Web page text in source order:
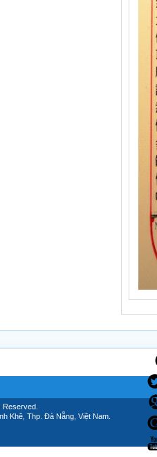
Reserved.
Khê, Thp. Đà Nẵng, Việt Nam.